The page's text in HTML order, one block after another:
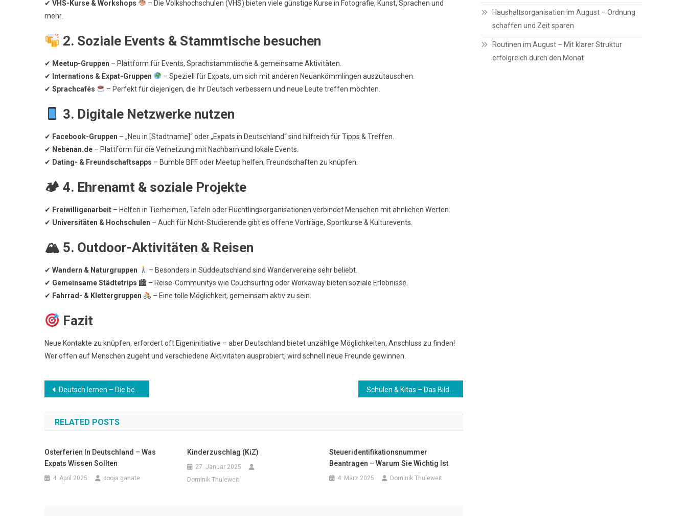
✔ VHS-Kurse & Workshops
– Die Volkshochschulen (VHS) bieten viele günstige Kurse in Fotografie, Kunst, Sprachen und
mehr.
2. Soziale Events & Stammtische besuchen
✔ Meetup-Gruppen – Plattform für Events, Sprachstammtische & gemeinsame Aktivitäten.
✔
Internations & Expat-Gruppen
– Speziell für Expats, um sich mit anderen Neuankömmlingen auszutauschen.
✔ Sprachcafés – Perfekt für diejenigen, die ihr Deutsch verbessern und neue Leute treffen möchten.
3. Digitale Netzwerke nutzen
✔ Facebook-Gruppen – „Neu in [Stadtname]“ oder „Expats in Deutschland“ sind hilfreich für Tipps & Treffen.
✔ Nebenan.de – Plattform für die Vernetzung mit Nachbarn und lokale Events.
✔ Dating- & Freundschaftsapps – Bumble BFF oder Meetup helfen, Freundschaften zu knüpfen.
🏕 4. Ehrenamt & soziale Projekte
✔ Freiwilligenarbeit – Helfen in Tierheimen, Tafeln oder Flüchtlingsorganisationen verbindet Menschen mit ähnlichen Werten.
✔ Universitäten & Hochschulen – Auch für Nicht-Studierende gibt es offene Vorträge, Sportkurse & Kulturevents.
🏔 5. Outdoor-Aktivitäten & Reisen
✔ Wandern & Naturgruppen
– Besonders in Süddeutschland sind Wandervereine sehr beliebt.
✔ Gemeinsame Städtetrips 🏙 – Reise-Communitys wie Couchsurfing oder Workaway bieten soziale Erlebnisse.
✔ Fahrrad- & Klettergruppen – Eine tolle Möglichkeit, gemeinsam aktiv zu sein.
Fazit
Neue Kontakte zu knüpfen, erfordert oft Eigeninitiative – aber Deutschland bietet unzählige Möglichkeiten, Anschluss zu finden!
Wer offen auf Menschen zugeht und verschiedene Aktivitäten ausprobiert, wird schnell neue Freunde gewinnen.
Beitrags-
Navigation
Deutsch lernen – Die besten kostenlosen & kostenpflichtigen Ressourcen
RELATED POSTS
Osterferien In Deutschland – Was
Expats Wissen Sollten
4. April 2025 pooja.ganate
Kinderzuschlag (KiZ)
27. Januar 2025
Dominik Thuleweit
Steueridentifikationsnummer
Beantragen – Warum Sie Wichtig Ist
4. März 2025 Dominik Thuleweit
Haushaltsorganisation im August – Ordnung
schaffen und Zeit sparen
Routinen im August – Mit klarer Struktur
erfolgreich durch den Monat